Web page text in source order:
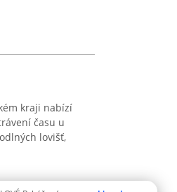
kraji nabízí
času u
lovišť,